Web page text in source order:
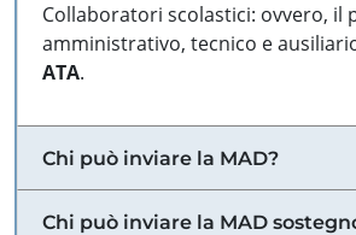
Collaboratori scolastici: ovvero, il
amministrativo, tecnico e
ATA.
Chi può inviare la MAD?
Chi può inviare la MAD